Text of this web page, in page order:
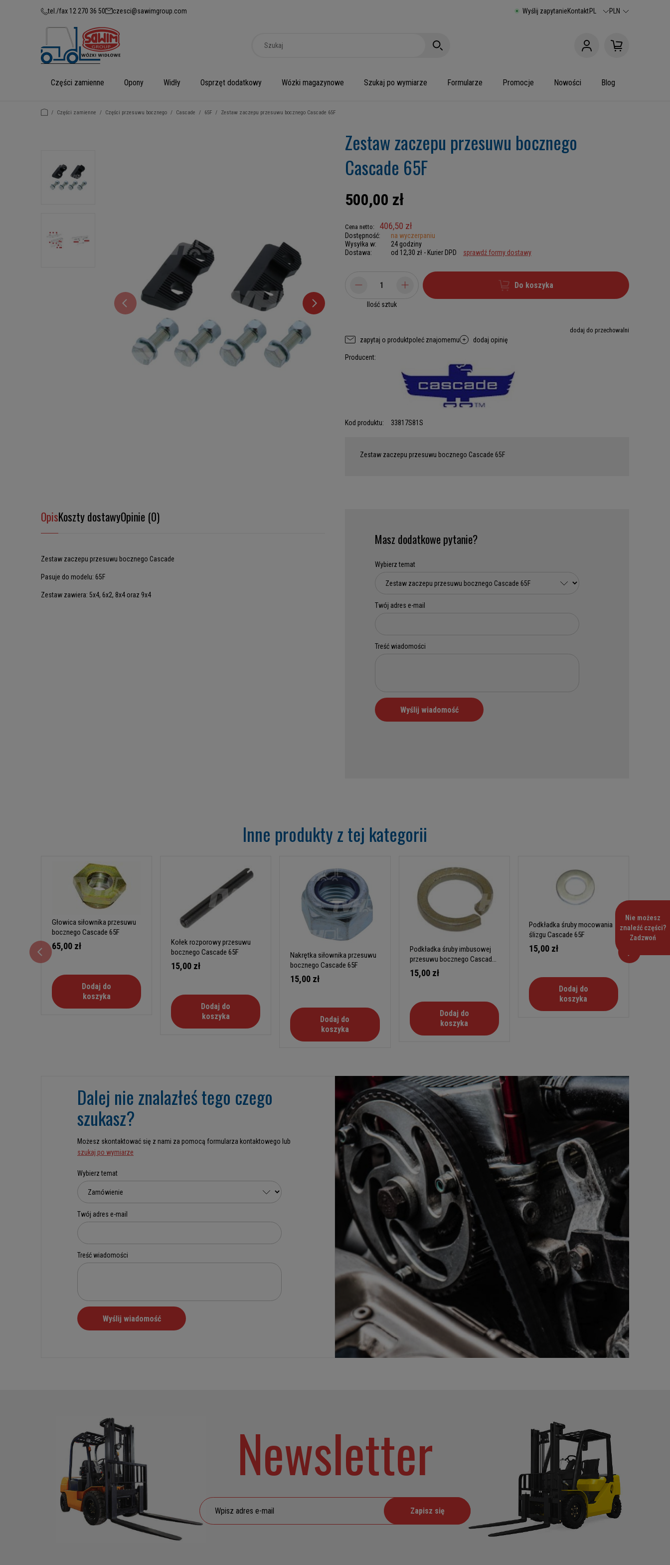
tel./fax 12 270 36 50 czesci@sawimgroup.com Wyślij zapytanieKontaktPL PLN
Części zamienne Opony Widły Osprzęt dodatkowy Wózki magazynowe Szukaj po wymiarze Formularze Promocje Nowości Blog
/ Części zamienne / Części przesuwu bocznego / Cascade / 65F / Zestaw zaczepu przesuwu bocznego Cascade 65F
Zestaw zaczepu przesuwu bocznego
Cascade 65F
500,00 zł
Cena netto: 406,50 zł
Dostępność:
na wyczerpaniu
Wysyłka w:
24 godziny
Dostawa:
od 12,30 zł - Kurier DPD sprawdź formy dostawy
Ilość sztuk
Do koszyka
dodaj do przechowalni
zapytaj o produktpoleć znajomemu dodaj opinię
Producent:
Kod produktu: 33817S81S
Zestaw zaczepu przesuwu bocznego Cascade 65F
OpisKoszty dostawyOpinie (0)
Zestaw zaczepu przesuwu bocznego Cascade
Pasuje do modelu: 65F
Zestaw zawiera: 5x4, 6x2, 8x4 oraz 9x4
Masz dodatkowe pytanie?
Inne produkty z tej kategorii
Głowica siłownika przesuwu
bocznego Cascade 65F
65,00 zł
Dodaj do
koszyka
Kołek rozporowy przesuwu
bocznego Cascade 65F
15,00 zł
Dodaj do
koszyka
Nakrętka siłownika przesuwu
bocznego Cascade 65F
15,00 zł
Dodaj do
koszyka
Podkładka śruby imbusowej
przesuwu bocznego Cascade
65F
15,00 zł
Dodaj do
koszyka
Podkładka śruby mocowania
ślizgu Cascade 65F
15,00 zł
Dodaj do
koszyka
Ślizg
Dalej nie znalazłeś tego czego
szukasz?
Możesz skontaktować się z nami za pomocą formularza kontaktowego lub
szukaj po wymiarze
Newsletter
Zapisz się
Nie możesz
znaleźć części?
Zadzwoń